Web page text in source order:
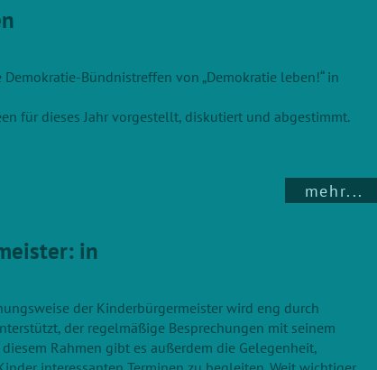
Bündnistreffen von „Demokratie leben!“ in
für dieses Jahr vorgestellt, diskutiert und abgestimmt.
mehr...
in
der Kinderbürgermeister wird eng durch
der regelmäßige Besprechungen mit seinem
Rahmen gibt es außerdem die Gelegenheit,